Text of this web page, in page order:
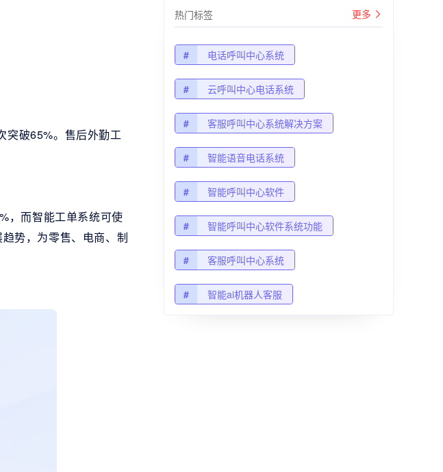
突破65%。售后外勤工
，而智能工单系统可使
势，为零售、电商、制
热门标签 更多
# 电话呼叫中心系统
# 云呼叫中心电话系统
# 客服呼叫中心系统解决方案
# 智能语音电话系统
# 智能呼叫中心软件
# 智能呼叫中心软件系统功能
# 客服呼叫中心系统
# 智能ai机器人客服